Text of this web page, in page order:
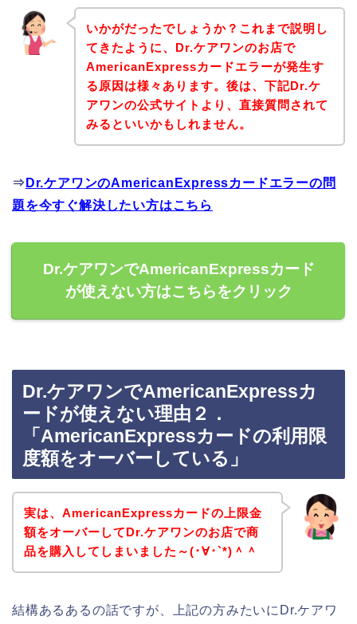
いかがだったでしょうか？これまで説明し
てきたように、Dr.ケアワンのお店で
AmericanExpressカードエラーが発生す
る原因は様々あります。後は、下記Dr.ケ
アワンの公式サイトより、直接質問されて
みるといいかもしれません。
⇒ Dr.ケアワンのAmericanExpressカードエラーの問
題を今すぐ解決したい方はこちら
Dr.ケアワンでAmericanExpressカード
が使えない方はこちらをクリック
Dr.ケアワンでAmericanExpressカ
ードが使えない理由２．
「AmericanExpressカードの利用限
度額をオーバーしている」
実は、AmericanExpressカードの上限金
額をオーバーしてDr.ケアワンのお店で商
品を購入してしまいました～(･∀･`*)＾＾
結構あるあるの話ですが、上記の方みたいにDr.ケアワ